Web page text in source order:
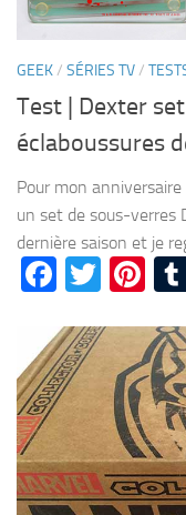
GEEK/ SÉRIES TV/
Test | Dexter
éclaboussures
Pour mon
un set de sous-verres
dernière saison et je